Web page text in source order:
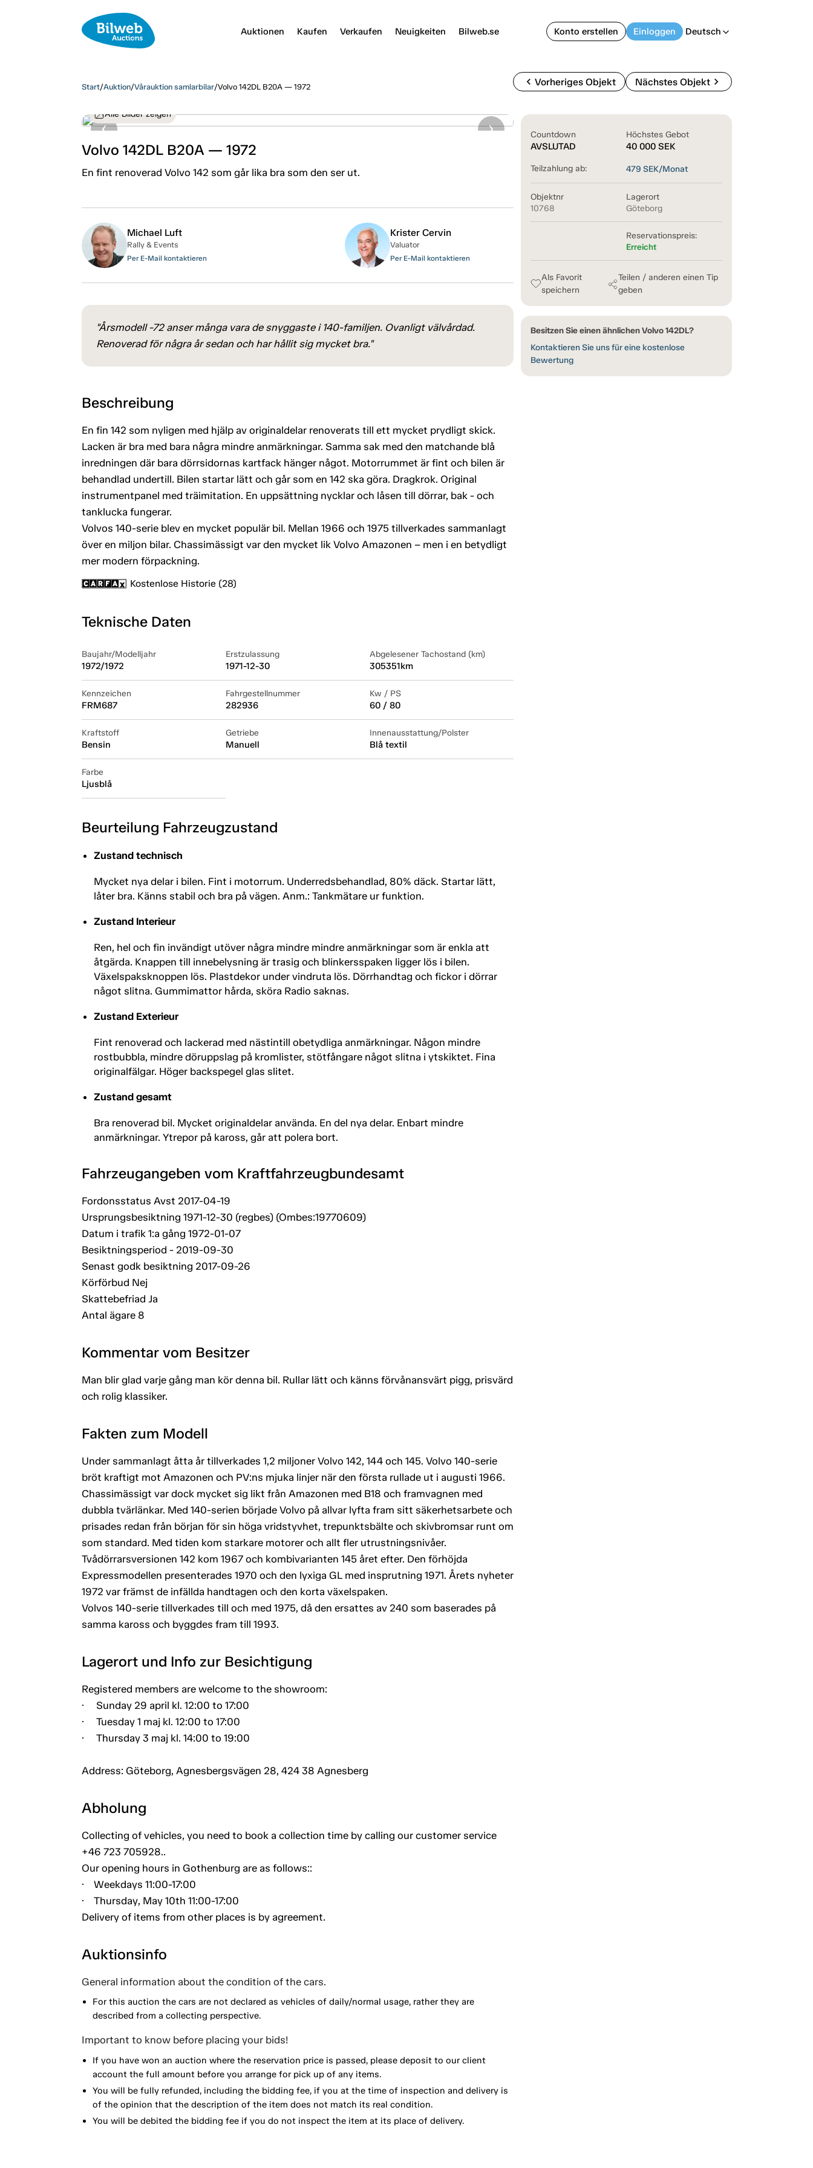
Auktionen Kaufen Verkaufen Neuigkeiten Bilweb.se Konto erstellen Einloggen Deutsch arrow_back_ios
Start/Auktion/Vårauktion samlarbilar/Volvo 142DL B20A — 1972 chevron_left Vorheriges Objekt Nächstes Objektchevron_right
Alle Bilder zeigen
Volvo 142DL B20A — 1972
En fint renoverad Volvo 142 som går lika bra som den ser ut.
Countdown
AVSLUTAD
Höchstes Gebot
40 000 SEK
Teilzahlung ab: 479 SEK/Monat
Objektnr
10768
Lagerort
Göteborg
Reservationspreis:
Erreicht
Als Favorit
speichern
Teilen / anderen einen Tip
geben
Besitzen Sie einen ähnlichen Volvo 142DL?
Kontaktieren Sie uns für eine kostenlose
Bewertung
Michael Luft
Rally & Events
Per E-Mail kontaktieren
Krister Cervin
Valuator
Per E-Mail kontaktieren
"Årsmodell -72 anser många vara de snyggaste i 140-familjen. Ovanligt välvårdad.
Renoverad för några år sedan och har hållit sig mycket bra."
Beschreibung
En fin 142 som nyligen med hjälp av originaldelar renoverats till ett mycket prydligt skick.
Lacken är bra med bara några mindre anmärkningar. Samma sak med den matchande blå
inredningen där bara dörrsidornas kartfack hänger något. Motorrummet är fint och bilen är
behandlad undertill. Bilen startar lätt och går som en 142 ska göra. Dragkrok. Original
instrumentpanel med träimitation. En uppsättning nycklar och låsen till dörrar, bak - och
tanklucka fungerar.
Volvos 140-serie blev en mycket populär bil. Mellan 1966 och 1975 tillverkades sammanlagt
över en miljon bilar. Chassimässigt var den mycket lik Volvo Amazonen – men i en betydligt
mer modern förpackning.
Kostenlose Historie (28)
Teknische Daten
Baujahr/Modelljahr
1972/1972
Erstzulassung
1971-12-30
Abgelesener Tachostand (km)
305351km
Kennzeichen
FRM687
Fahrgestellnummer
282936
Kw / PS
60 / 80
Kraftstoff
Bensin
Getriebe
Manuell
Innenausstattung/Polster
Blå textil
Farbe
Ljusblå
Beurteilung Fahrzeugzustand
Zustand technisch
Mycket nya delar i bilen. Fint i motorrum. Underredsbehandlad, 80% däck. Startar lätt,
låter bra. Känns stabil och bra på vägen. Anm.: Tankmätare ur funktion.
Zustand Interieur
Ren, hel och fin invändigt utöver några mindre mindre anmärkningar som är enkla att
åtgärda. Knappen till innebelysning är trasig och blinkersspaken ligger lös i bilen.
Växelspaksknoppen lös. Plastdekor under vindruta lös. Dörrhandtag och fickor i dörrar
något slitna. Gummimattor hårda, sköra Radio saknas.
Zustand Exterieur
Fint renoverad och lackerad med nästintill obetydliga anmärkningar. Någon mindre
rostbubbla, mindre döruppslag på kromlister, stötfångare något slitna i ytskiktet. Fina
originalfälgar. Höger backspegel glas slitet.
Zustand gesamt
Bra renoverad bil. Mycket originaldelar använda. En del nya delar. Enbart mindre
anmärkningar. Ytrepor på kaross, går att polera bort.
Fahrzeugangeben vom Kraftfahrzeugbundesamt
Fordonsstatus Avst 2017-04-19
Ursprungsbesiktning 1971-12-30 (regbes) (Ombes:19770609)
Datum i trafik 1:a gång 1972-01-07
Besiktningsperiod - 2019-09-30
Senast godk besiktning 2017-09-26
Körförbud Nej
Skattebefriad Ja
Antal ägare 8
Kommentar vom Besitzer
Man blir glad varje gång man kör denna bil. Rullar lätt och känns förvånansvärt pigg, prisvärd
och rolig klassiker.
Fakten zum Modell
Under sammanlagt åtta år tillverkades 1,2 miljoner Volvo 142, 144 och 145. Volvo 140-serie
bröt kraftigt mot Amazonen och PV:ns mjuka linjer när den första rullade ut i augusti 1966.
Chassimässigt var dock mycket sig likt från Amazonen med B18 och framvagnen med
dubbla tvärlänkar. Med 140-serien började Volvo på allvar lyfta fram sitt säkerhetsarbete och
prisades redan från början för sin höga vridstyvhet, trepunktsbälte och skivbromsar runt om
som standard. Med tiden kom starkare motorer och allt fler utrustningsnivåer.
Tvådörrarsversionen 142 kom 1967 och kombivarianten 145 året efter. Den förhöjda
Expressmodellen presenterades 1970 och den lyxiga GL med insprutning 1971. Årets nyheter
1972 var främst de infällda handtagen och den korta växelspaken.
Volvos 140-serie tillverkades till och med 1975, då den ersattes av 240 som baserades på
samma kaross och byggdes fram till 1993.
Lagerort und Info zur Besichtigung
Registered members are welcome to the showroom:
· Sunday 29 april kl. 12:00 to 17:00
· Tuesday 1 maj kl. 12:00 to 17:00
· Thursday 3 maj kl. 14:00 to 19:00
Address: Göteborg, Agnesbergsvägen 28, 424 38 Agnesberg
Abholung
Collecting of vehicles, you need to book a collection time by calling our customer service
+46 723 705928..
Our opening hours in Gothenburg are as follows::
· Weekdays 11:00-17:00
· Thursday, May 10th 11:00-17:00
Delivery of items from other places is by agreement.
Auktionsinfo
General information about the condition of the cars.
For this auction the cars are not declared as vehicles of daily/normal usage, rather they are
described from a collecting perspective.
Important to know before placing your bids!
If you have won an auction where the reservation price is passed, please deposit to our client
account the full amount before you arrange for pick up of any items.
You will be fully refunded, including the bidding fee, if you at the time of inspection and delivery is
of the opinion that the description of the item does not match its real condition.
You will be debited the bidding fee if you do not inspect the item at its place of delivery.